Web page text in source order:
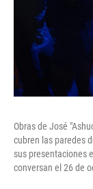
Obras de José
cubren las paredes
sus presentaciones
conversan el 26 de